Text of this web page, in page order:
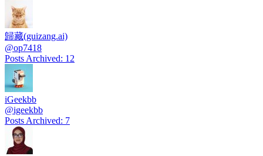
歸藏(guizang.ai)
@op7418
Posts Archived: 12
iGeekbb
@igeekbb
Posts Archived: 7